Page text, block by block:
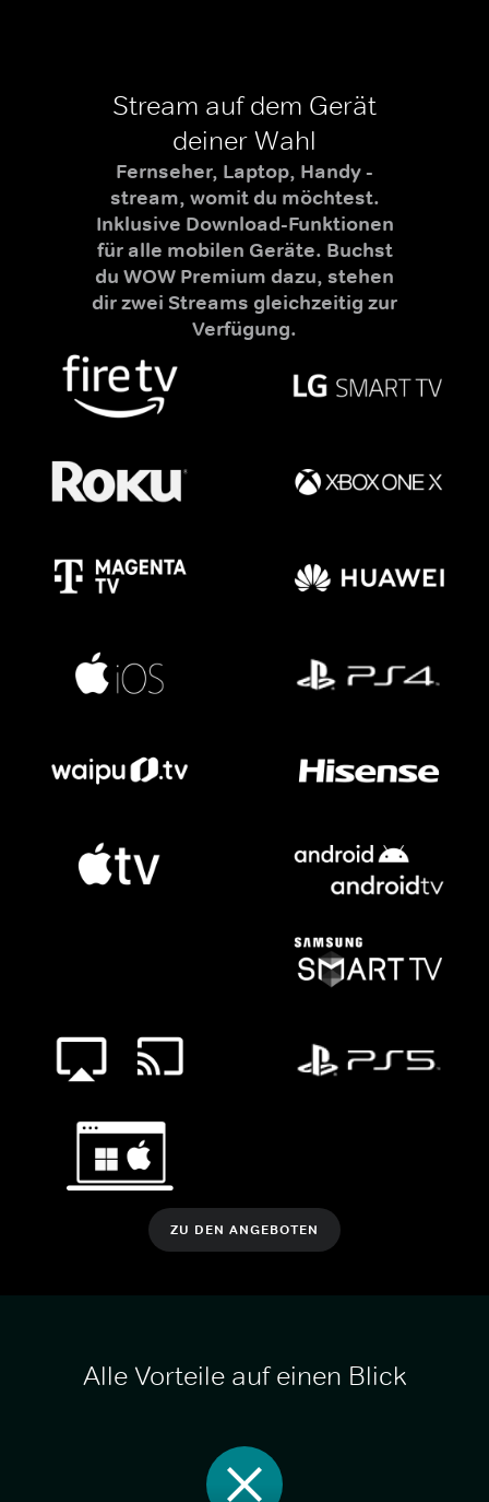
Stream auf dem Gerät
deiner Wahl
Fernseher, Laptop, Handy -
stream, womit du möchtest.
Inklusive Download-Funktionen
für alle mobilen Geräte. Buchst
du WOW Premium dazu, stehen
dir zwei Streams gleichzeitig zur
Verfügung.
ZU DEN ANGEBOTEN
Alle Vorteile auf einen Blick